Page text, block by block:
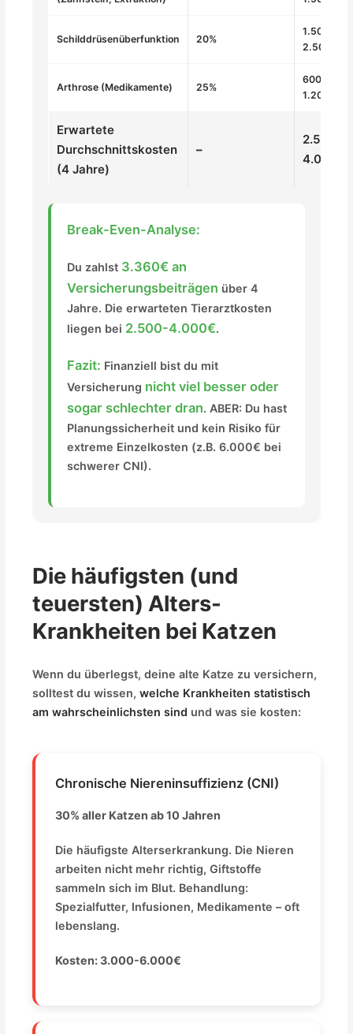
Schilddrüsenüberfunktion 20%
1.500-
2.500€
Arthrose (Medikamente) 25%
600-
1.200€
Erwartete
Durchschnittskosten
(4 Jahre)
–
2.500-
4.000€
Break-Even-Analyse:
Du zahlst 3.360€ an
Versicherungsbeiträgen über 4
Jahre. Die erwarteten Tierarztkosten
liegen bei 2.500-4.000€.
Fazit: Finanziell bist du mit
Versicherung nicht viel besser oder
sogar schlechter dran. ABER: Du hast
Planungssicherheit und kein Risiko für
extreme Einzelkosten (z.B. 6.000€ bei
schwerer CNI).
Die häufigsten (und
teuersten) Alters-
Krankheiten bei Katzen
Wenn du überlegst, deine alte Katze zu versichern,
solltest du wissen,welche Krankheiten statistisch
am wahrscheinlichsten sind und was sie kosten:
Chronische Niereninsuffizienz (CNI)
30% aller Katzen ab 10 Jahren
Die häufigste Alterserkrankung. Die Nieren
arbeiten nicht mehr richtig, Giftstoffe
sammeln sich im Blut. Behandlung:
Spezialfutter, Infusionen, Medikamente – oft
lebenslang.
Kosten: 3.000-6.000€